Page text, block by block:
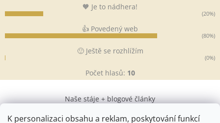
K personalizaci obsahu a reklam, poskytování funkcí
🧡 Je to nádhera!
(20%)
👍 Povedený web
(80%)
🙂 Ještě se rozhlížím
(0%)
Počet hlasů: 10
Naše stáje + blogové články